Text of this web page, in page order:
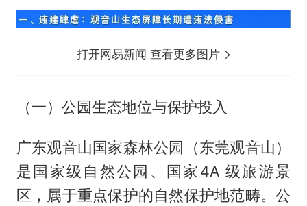
打开网易新闻 查看更多图片
（一）公园生态地位与保护投入
广东观音山国家森林公园（东莞观音山）
是国家级自然公园、国家4A 级旅游景
区，属于重点保护的自然保护地范畴。公